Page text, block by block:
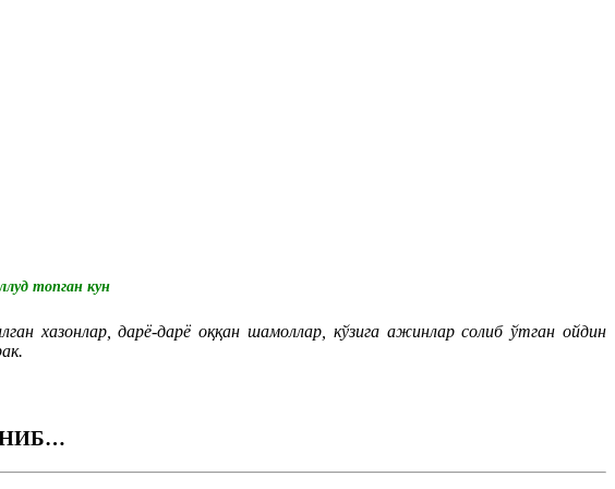
топган кун
хазонлар, дарё-дарё оққан шамоллар, кўзига ажинлар солиб ўтган ойдин